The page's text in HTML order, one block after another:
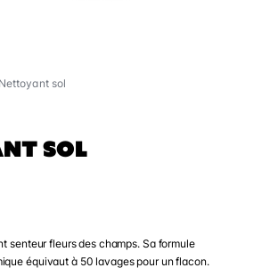
sol
SOL
senteur fleurs des champs. Sa formule
équivaut à 50 lavages pour un flacon.